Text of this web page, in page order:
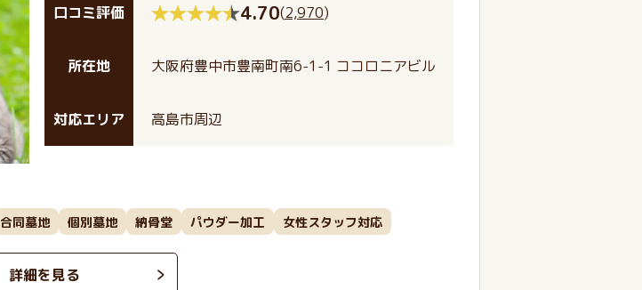
口コミ評価 4.70(2,970)
所在地 大阪府豊中市豊南町南6-1-1 ココロニアビル
対応エリア 高島市周辺
合同墓地 個別墓地 納骨堂 パウダー加工 女性スタッフ対応
詳細を見る